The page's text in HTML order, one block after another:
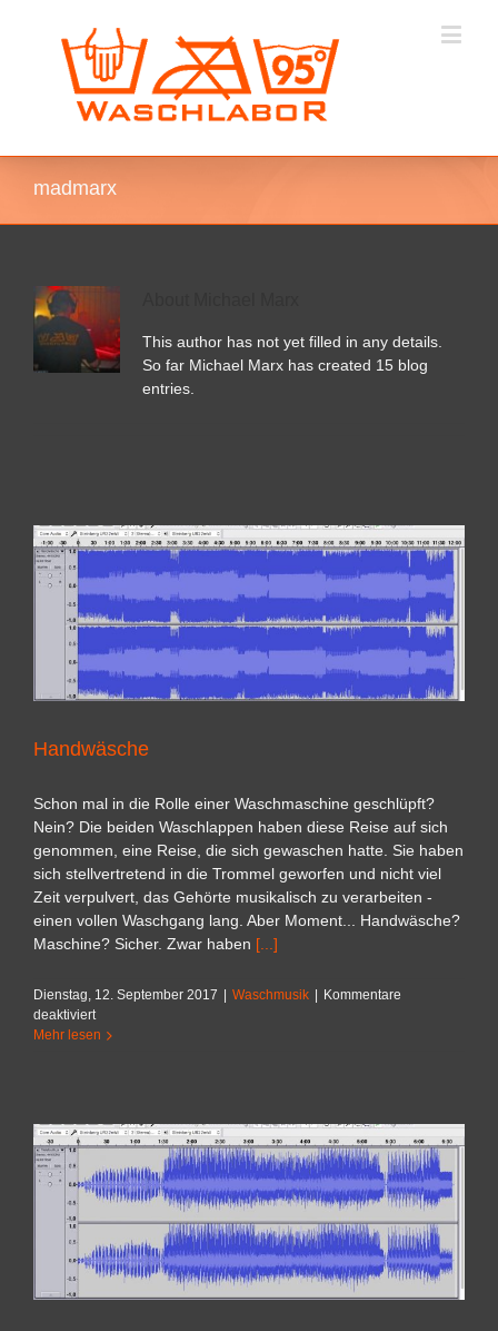
madmarx
This author has not yet filled in any details.
So far Michael Marx has created 15 blog
entries.
Handwäsche
Schon mal in die Rolle einer Waschmaschine geschlüpft?
Nein? Die beiden Waschlappen haben diese Reise auf sich
genommen, eine Reise, die sich gewaschen hatte. Sie haben
sich stellvertretend in die Trommel geworfen und nicht viel
Zeit verpulvert, das Gehörte musikalisch zu verarbeiten -
einen vollen Waschgang lang. Aber Moment... Handwäsche?
Maschine? Sicher. Zwar haben [...]
Dienstag, 12. September 2017 Waschmusik
Kommentare
deaktiviertfür
Handwäsche
Mehr lesen